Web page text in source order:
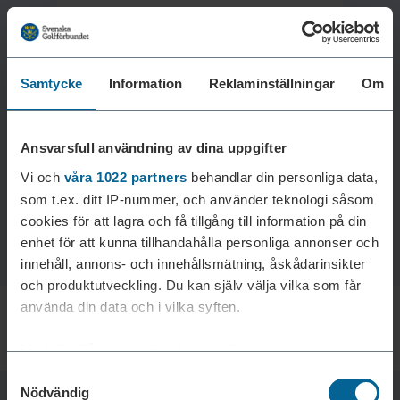
Samtycke Information Reklaminställningar Om
Ansvarsfull användning av dina uppgifter
Vi och våra 1022 partners behandlar din personliga data,
som t.ex. ditt IP-nummer, och använder teknologi såsom
cookies för att lagra och få tillgång till information på din
enhet för att kunna tillhandahålla personliga annonser och
innehåll, annons- och innehållsmätning, åskådarinsikter
och produktutveckling. Du kan själv välja vilka som får
använda din data och i vilka syften.
Med din tillåtelse skulle vi även vilja:
kan ha en noggrannhet på upp till flera meter
Nödvändig
Laddar reklam...